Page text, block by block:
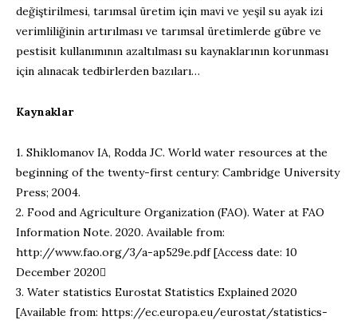
değiştirilmesi, tarımsal üretim için mavi ve yeşil su ayak izi
verimliliğinin artırılması ve tarımsal üretimlerde gübre ve
pestisit kullanımının azaltılması su kaynaklarının korunması
için alınacak tedbirlerden bazıları…
Kaynaklar
1. Shiklomanov IA, Rodda JC. World water resources at the
beginning of the twenty-first century: Cambridge University
Press; 2004.
2. Food and Agriculture Organization (FAO). Water at FAO
Information Note. 2020. Available from:
http://www.fao.org/3/a-ap529e.pdf [Access date: 10
December 2020
3. Water statistics Eurostat Statistics Explained 2020
[Available from: https://ec.europa.eu/eurostat/statistics-